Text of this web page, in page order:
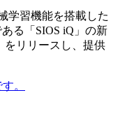
学習機能を搭載した
る「SIOS iQ」の新
をリリースし、提供
。